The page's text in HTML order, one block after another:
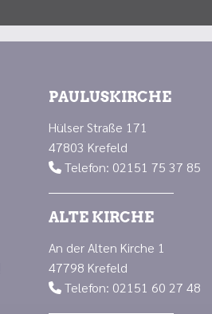
PAULUSKIRCHE
Hülser Straße 171
47803 Krefeld
Telefon: 02151 75 37 85
ALTE KIRCHE
An der Alten Kirche 1
47798 Krefeld
Telefon: 02151 60 27 48